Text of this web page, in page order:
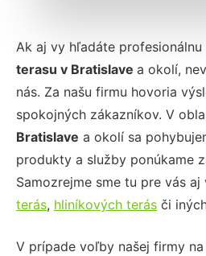
Ak aj vy hľadáte profesionálnu
terasu v Bratislave a okolí,
nás. Za našu firmu hovoria
spokojných zákazníkov. V
Bratislave a okolí sa
produkty a služby ponúkame
Samozrejme sme tu pre vás
terás, hliníkových terás či
V prípade voľby našej firmy na